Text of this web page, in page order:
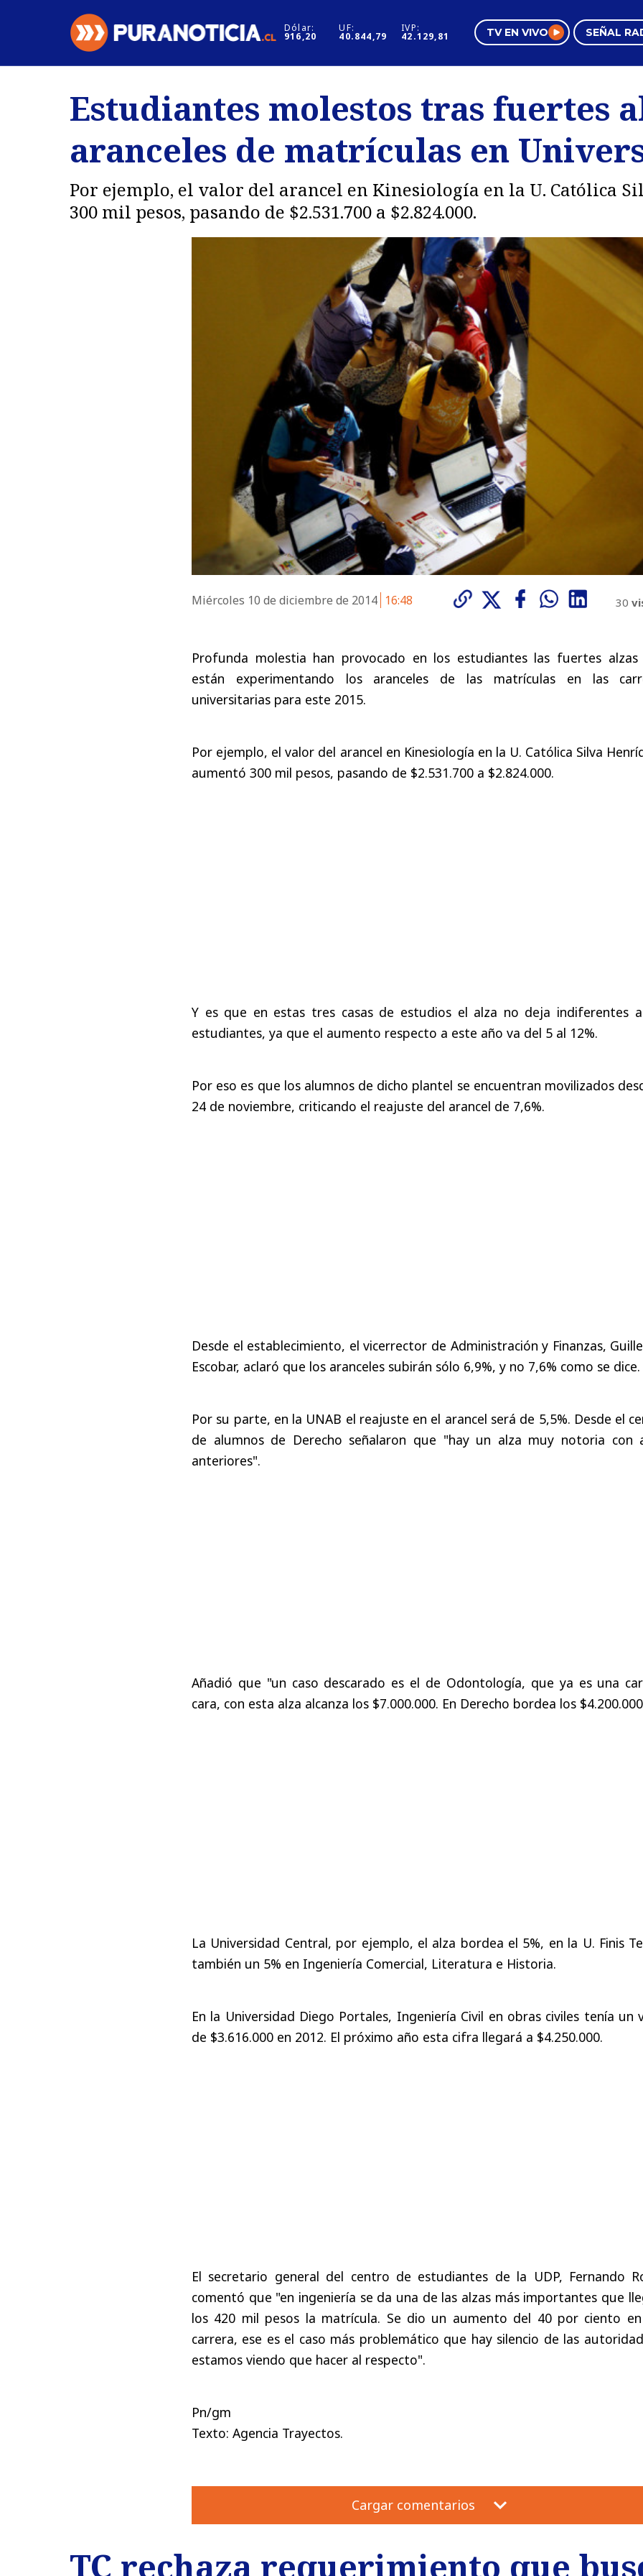
Dólar:
916,20
UF:
40.844,79
IVP:
42.129,81 TV EN VIVO SEÑAL
Regiones
Deportes
Internacional
Motores
Negocios
Pura Mujer
Estudiantes molestos tras fuertes
aranceles de matrículas en
Por ejemplo, el valor del arancel en Kinesiología en la U. Católica
300 mil pesos, pasando de $2.531.700 a $2.824.000.
Miércoles 10 de diciembre de 2014 16:48 30
Profunda molestia han provocado en los estudiantes las fuertes alzas
están experimentando los aranceles de las matrículas en las
universitarias para este 2015.
Por ejemplo, el valor del arancel en Kinesiología en la U. Católica Silva
aumentó 300 mil pesos, pasando de $2.531.700 a $2.824.000.
Y es que en estas tres casas de estudios el alza no deja indiferentes
estudiantes, ya que el aumento respecto a este año va del 5 al 12%.
Por eso es que los alumnos de dicho plantel se encuentran movilizados
24 de noviembre, criticando el reajuste del arancel de 7,6%.
Desde el establecimiento, el vicerrector de Administración y Finanzas,
Escobar, aclaró que los aranceles subirán sólo 6,9%, y no 7,6% como se dice.
Por su parte, en la UNAB el reajuste en el arancel será de 5,5%. Desde el
de alumnos de Derecho señalaron que "hay un alza muy notoria con
anteriores".
Añadió que "un caso descarado es el de Odontología, que ya es una
cara, con esta alza alcanza los $7.000.000. En Derecho bordea los
La Universidad Central, por ejemplo, el alza bordea el 5%, en la U. Finis
también un 5% en Ingeniería Comercial, Literatura e Historia.
En la Universidad Diego Portales, Ingeniería Civil en obras civiles tenía un
de $3.616.000 en 2012. El próximo año esta cifra llegará a $4.250.000.
El secretario general del centro de estudiantes de la UDP, Fernando
comentó que "en ingeniería se da una de las alzas más importantes que
los 420 mil pesos la matrícula. Se dio un aumento del 40 por ciento en
carrera, ese es el caso más problemático que hay silencio de las
estamos viendo que hacer al respecto".
Pn/gm
Texto: Agencia Trayectos.
Cargar comentarios
TC rechaza requerimiento que